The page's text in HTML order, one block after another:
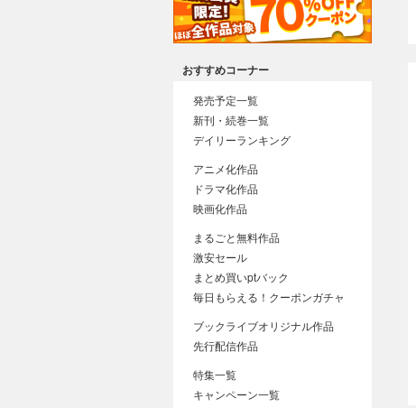
おすすめコーナー
発売予定一覧
新刊・続巻一覧
デイリーランキング
アニメ化作品
ドラマ化作品
映画化作品
まるごと無料作品
激安セール
まとめ買いptバック
毎日もらえる！クーポンガチャ
ブックライブオリジナル作品
先行配信作品
特集一覧
キャンペーン一覧